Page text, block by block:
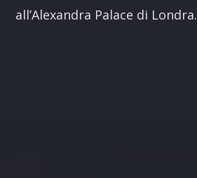
all’Alexandra Palace di Londra.